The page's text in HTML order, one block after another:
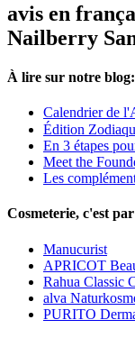
avis en
Nailberry
À lire sur notre blog:
Calendrier de
Édition
En 3 étapes
Meet the
Les
Cosmeterie, c'est
Manucurist
APRICOT
Rahua Classic
alva
PURITO